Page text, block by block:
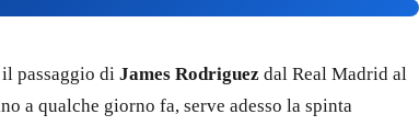
passaggio di James Rodriguez dal Real Madrid al
a qualche giorno fa, serve adesso la spinta